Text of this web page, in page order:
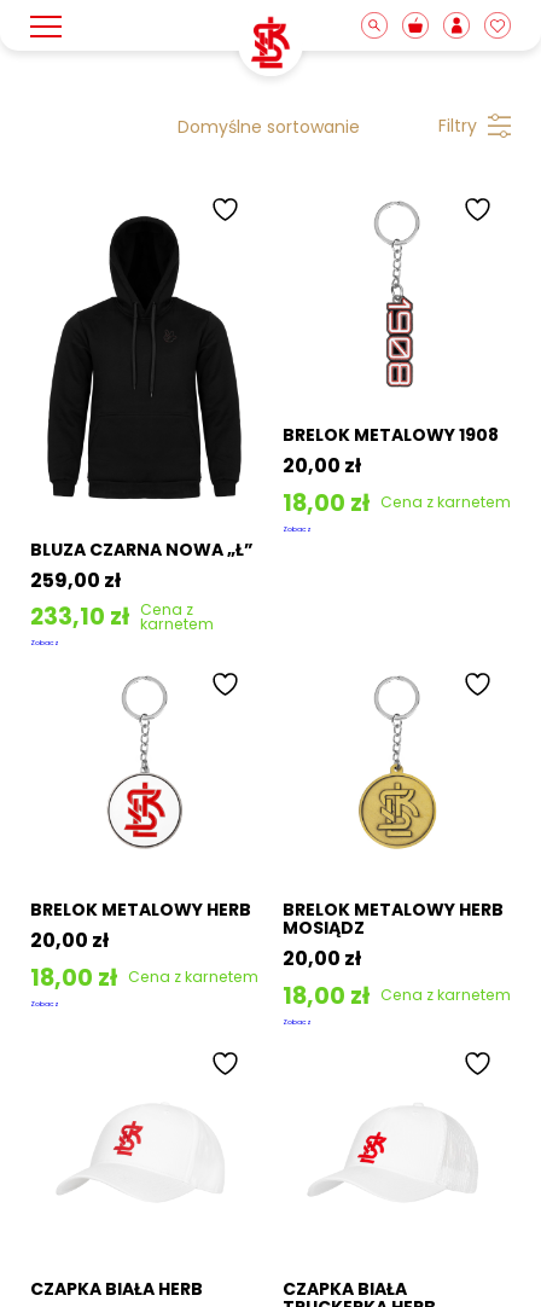
Zestaw meczowy
Kolekcja adidas
Odzież
Akcesoria i gadżety
Nowości
Promocje
Sklep stacjonarny
Bilety
Informacje
Kup bilet
Filtry
BLUZA CZARNA NOWA „Ł”
259,00 zł
233,10 zł Cena z
karnetem
Zobacz
BRELOK METALOWY 1908
20,00 zł
18,00 zł Cena z karnetem
Zobacz
BRELOK METALOWY HERB
20,00 zł
18,00 zł Cena z karnetem
Zobacz
BRELOK METALOWY HERB
MOSIĄDZ
20,00 zł
18,00 zł Cena z karnetem
Zobacz
CZAPKA BIAŁA HERB CZAPKA BIAŁA